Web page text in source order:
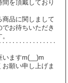
を頂戴しており
商品に関しまして
お待ちいただき
いますm(__)m
願い申し上げま